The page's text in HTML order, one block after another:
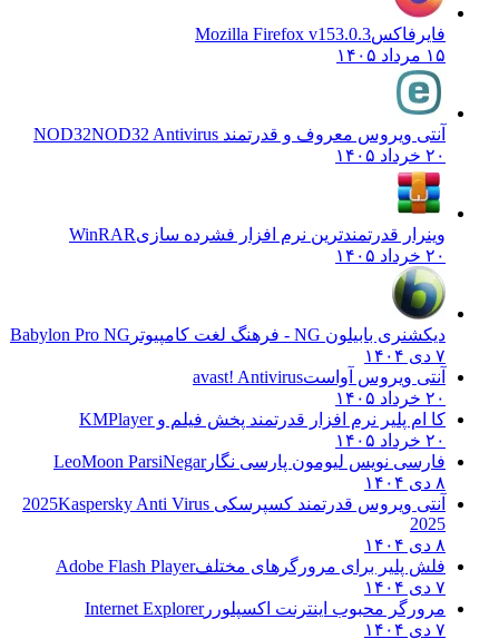
فایرفاکس Mozilla Firefox v153.0.3
آنتی ویروس معروف و قدرتمند NOD32NOD32 Antivirus
وینرار قدرتمندترین نرم افزار فشرده سازیWinRAR
دیکشنری بابیلون NG - فرهنگ لغت کامپیوتر
Babylon Pro NG
آنتی ویروس آواست avast! Antivirus
کا ام پلیر نرم افزار قدرتمند پخش فیلم و KMPlayer
فارسی نویس لیومون پارسی نگارLeoMoon ParsiNegar
آنتی ویروس قدرتمند کسپرسکی 2025Kaspersky Anti Virus
فلش پلیر برای مرورگرهای مختلف Adobe Flash Player
مرورگر محبوب اینترنت اکسپلوررInternet Explorer